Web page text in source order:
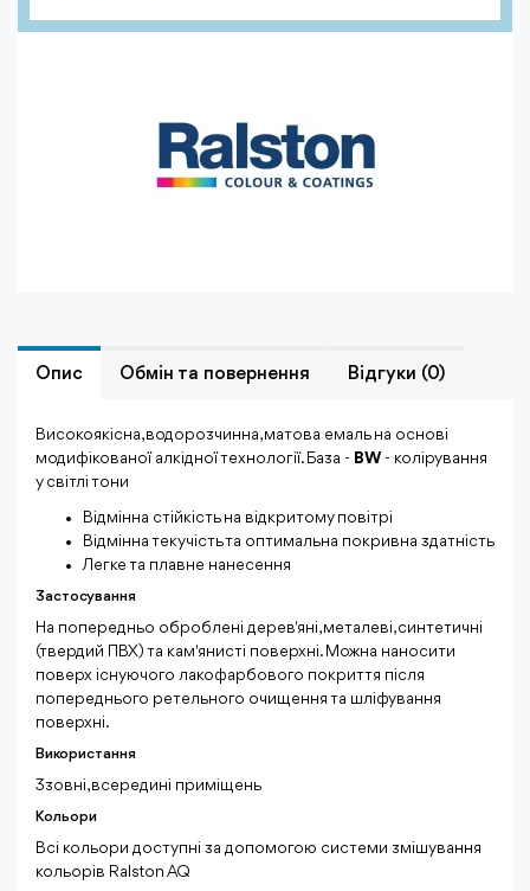
Опис Обмiн та повернення Відгуки (0)
Високоякісна, водорозчинна, матова емаль на основі
модифікованої алкідної технології. База - BW - колірування
у світлі тони
Відмінна стійкість на відкритому повітрі
Відмінна текучість та оптимальна покривна здатність
Легке та плавне нанесення
Застосування
На попередньо оброблені дерев'яні, металеві, синтетичні
(твердий ПВХ) та кам'янисті поверхні. Можна наносити
поверх існуючого лакофарбового покриття після
попереднього ретельного очищення та шліфування
поверхні.
Використання
Ззовні, всередині приміщень
Кольори
Всі кольори доступні за допомогою системи змішування
кольорів Ralston AQ